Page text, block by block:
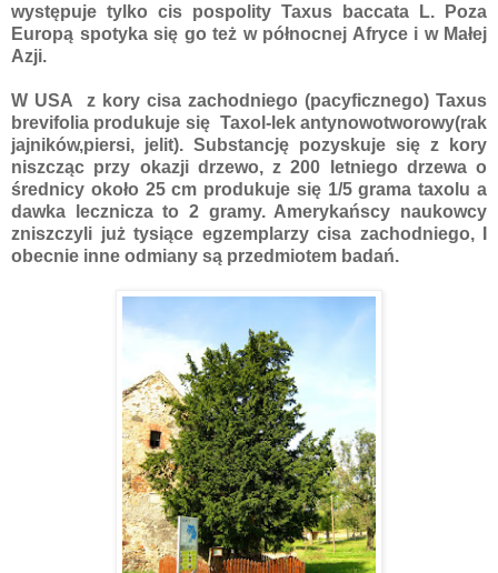
występuje tylko cis pospolity Taxus baccata L. Poza
Europą spotyka się go też w północnej Afryce i w Małej
Azji.
W USA z kory cisa zachodniego (pacyficznego) Taxus
brevifolia produkuje się Taxol-lek antynowotworowy(rak
jajników,piersi, jelit). Substancję pozyskuje się z kory
niszcząc przy okazji drzewo, z 200 letniego drzewa o
średnicy około 25 cm produkuje się 1/5 grama taxolu a
dawka lecznicza to 2 gramy. Amerykańscy naukowcy
zniszczyli już tysiące egzemplarzy cisa zachodniego, I
obecnie inne odmiany są przedmiotem badań.